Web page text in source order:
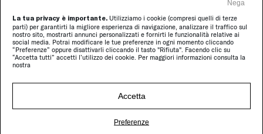
La tua privacy è importante. Utilizziamo i cookie (compresi quelli di terze
parti) per garantirti la migliore esperienza di navigazione, analizzare il traffico sul
nostro sito, mostrarti annunci personalizzati e fornirti le funzionalità relative ai
social media. Potrai modificare le tue preferenze in ogni momento cliccando
“Preferenze” oppure disattivarli cliccando il tasto "Rifiuta". Facendo clic su
“Accetta tutti” accetti l’utilizzo dei cookie. Per maggiori informazioni consulta la
nostra
Accetta
Nega
Preferenze
cuscini di seduta e di schienale